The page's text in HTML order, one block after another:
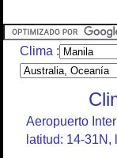
Clima :
Aeropuerto
latitud: 14-